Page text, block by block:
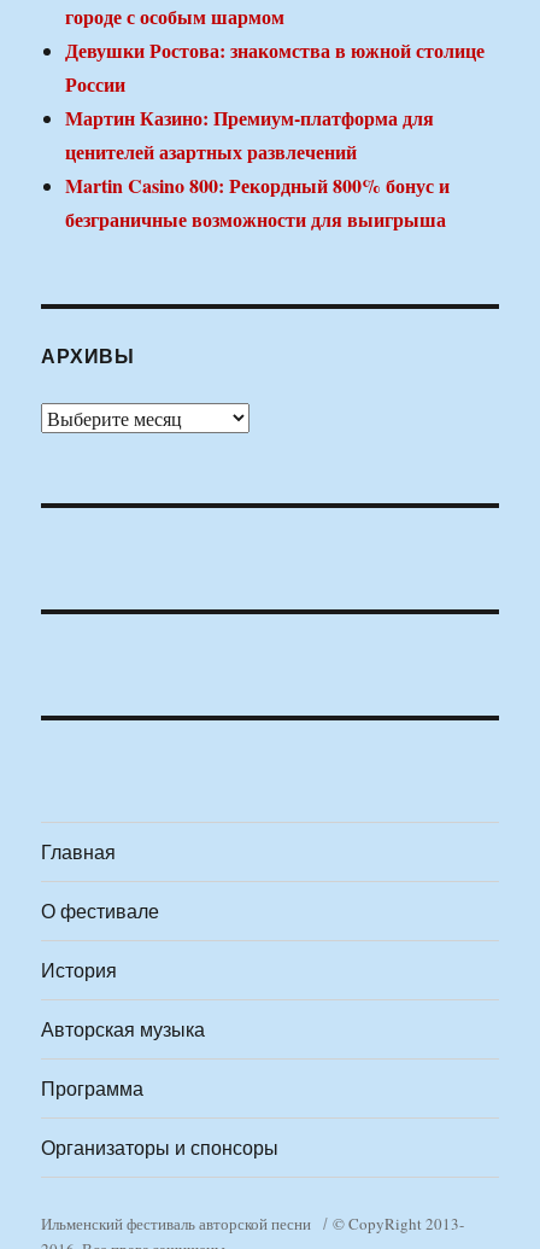
городе с особым шармом
Девушки Ростова: знакомства в южной столице
России
Мартин Казино: Премиум-платформа для
ценителей азартных развлечений
Martin Casino 800: Рекордный 800% бонус и
безграничные возможности для выигрыша
АРХИВЫ
Архивы
Главная
О фестивале
История
Авторская музыка
Программа
Организаторы и спонсоры
Ильменский фестиваль авторской песни
© CopyRight 2013-